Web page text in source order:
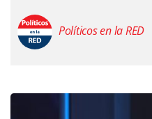
Políticos en la RED